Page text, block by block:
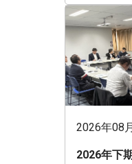
2026年08
2026年下